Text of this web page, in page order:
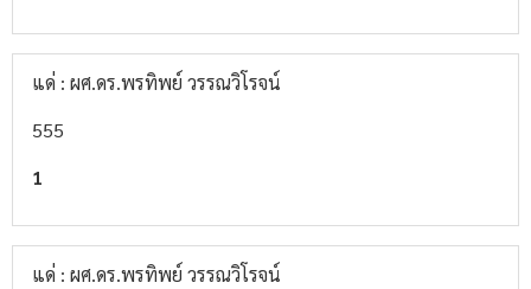
แด่ : ผศ.ดร.พรทิพย์ วรรณวิโรจน์
555
1
แด่ : ผศ.ดร.พรทิพย์ วรรณวิโรจน์